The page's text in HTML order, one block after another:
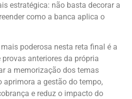
estratégica: não basta decorar a
como a banca aplica o
poderosa nesta reta final é a
anteriores da própria
a memorização dos temas
aprimora a gestão do tempo,
e reduz o impacto do